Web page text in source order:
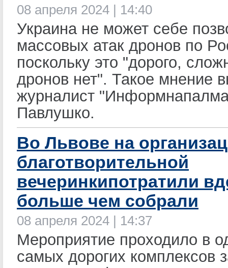
08 апреля 2024 | 14:40
Украина не может себе
массовых атак дронов по
поскольку это "дорого,
дронов нет". Такое мнение
журналист
Павлушко.
Во Львове на
благотворительной
вечеринкипотратили
больше чем собрали
08 апреля 2024 | 14:37
Мероприятие проходило в
самых дорогих комплексов